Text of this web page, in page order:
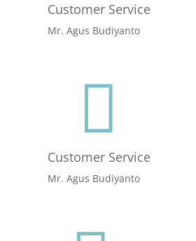
Customer Service
Mr. Agus Budiyanto

Customer Service
Mr. Agus Budiyanto